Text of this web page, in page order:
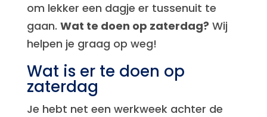
om lekker een dagje er tussenuit te
gaan. Wat te doen op zaterdag? Wij
helpen je graag op weg!
Wat is er te doen op
zaterdag
Je hebt net een werkweek achter de